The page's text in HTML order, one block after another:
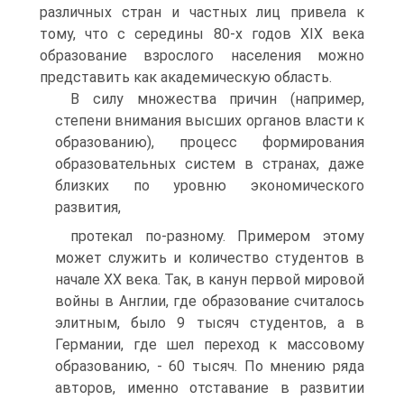
различных стран и частных лиц привела к
тому, что с середины 80-х годов XIX века
образование взрослого населения можно
представить как академическую область.
В силу множества причин (например,
степени внимания высших органов власти к
образованию), процесс формирования
образовательных систем в странах, даже
близких по уровню экономического
развития,
протекал по-разному. Примером этому
может служить и количество студентов в
начале XX века. Так, в канун первой мировой
войны в Англии, где образование считалось
элитным, было 9 тысяч студентов, а в
Германии, где шел переход к массовому
образованию, - 60 тысяч. По мнению ряда
авторов, именно отставание в развитии